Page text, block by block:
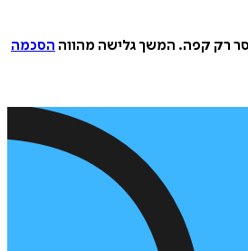
רק קפה. המשך גלישה מהווה הסכמה